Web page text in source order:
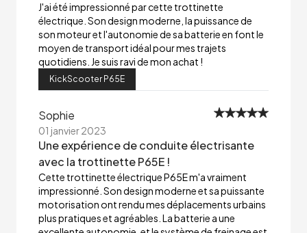
J'ai été impressionné par cette trottinette
électrique. Son design moderne, la puissance de
son moteur et l'autonomie de sa batterie en font le
moyen de transport idéal pour mes trajets
quotidiens. Je suis ravi de mon achat !
KickScooter P65E
Sophie
01 janvier 2023
Une expérience de conduite électrisante
avec la trottinette P65E !
Cette trottinette électrique P65E m'a vraiment
impressionné. Son design moderne et sa puissante
motorisation ont rendu mes déplacements urbains
plus pratiques et agréables. La batterie a une